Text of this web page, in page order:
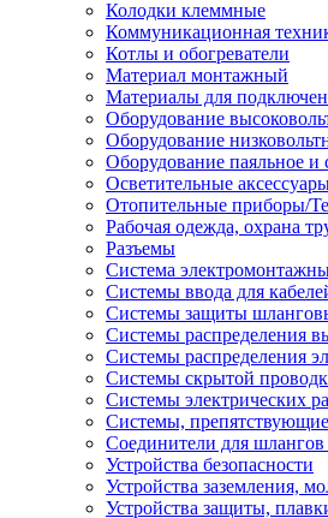
Колодки клеммные
Коммуникационная
Котлы и обогреватели
Материал монтажный
Материалы для
Оборудование
Оборудование
Оборудование паяльное и
Осветительные
Отопительные приборы/
Рабочая одежда, охрана
Разъемы
Система
Системы ввода для
Системы защиты
Системы распределения
Системы распределения
Системы скрытой
Системы электрических
Системы,
Соединители для шлангов
Устройства безопасности
Устройства заземления,
Устройства защиты,